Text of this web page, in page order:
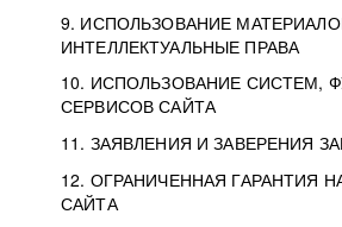
9. ИСПОЛЬЗОВАНИЕ
ИНТЕЛЛЕКТУАЛЬНЫЕ ПРАВА
10. ИСПОЛЬЗОВАНИЕ СИСТЕМ,
СЕРВИСОВ САЙТА
11. ЗАЯВЛЕНИЯ И ЗАВЕРЕНИЯ
12. ОГРАНИЧЕННАЯ ГАРАНТИЯ
САЙТА